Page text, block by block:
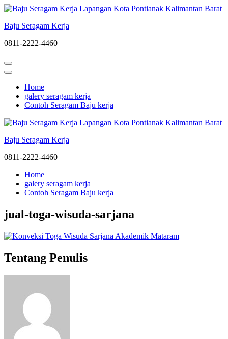
Lompat
konten
Enter)
Baju Seragam Kerja
0811-2222-4460
Home
galery seragam kerja
Contoh Seragam Baju kerja
Baju Seragam Kerja
0811-2222-4460
Home
galery seragam kerja
Contoh Seragam Baju kerja
jual-toga-wisuda-sarjana
Tentang Penulis